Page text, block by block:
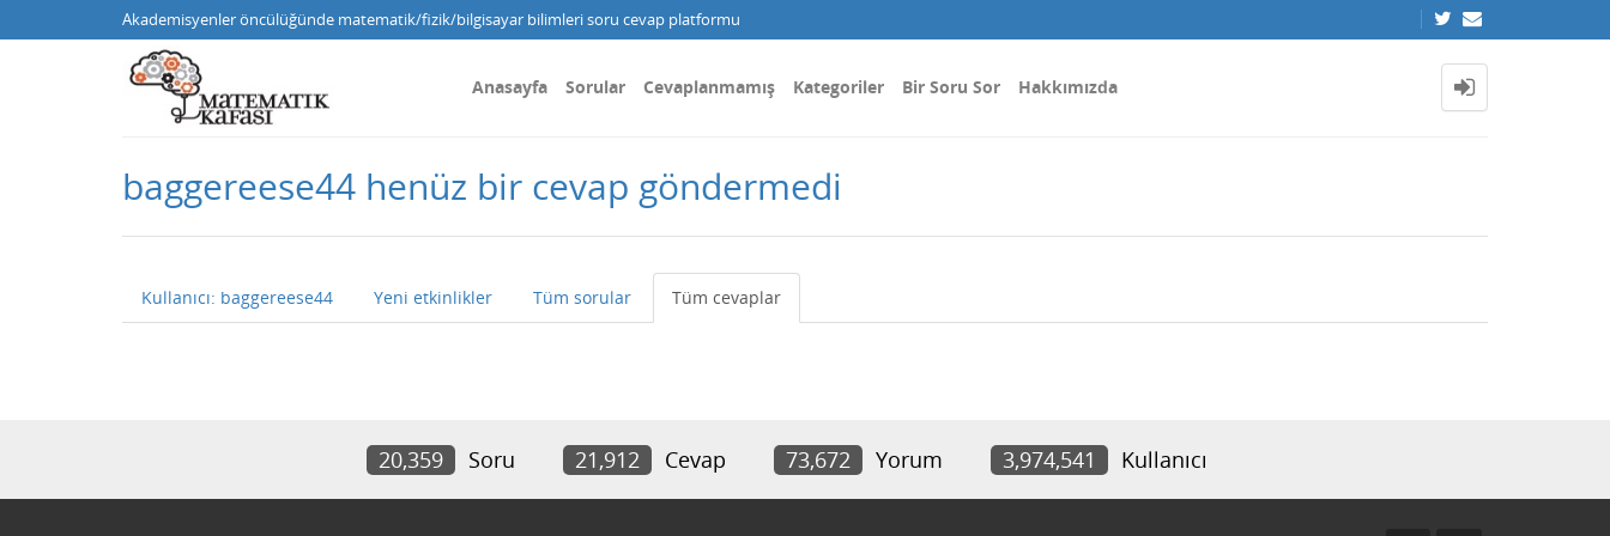
Akademisyenler öncülüğünde matematik/fizik/bilgisayar bilimleri soru cevap platformu
Anasayfa Sorular Cevaplanmamış Kategoriler Bir Soru Sor Hakkımızda
baggereese44 henüz bir cevap göndermedi
Kullanıcı: baggereese44 Yeni etkinlikler Tüm sorular Tüm cevaplar
20,359 Soru 21,912 Cevap 73,672 Yorum 3,974,541 Kullanıcı